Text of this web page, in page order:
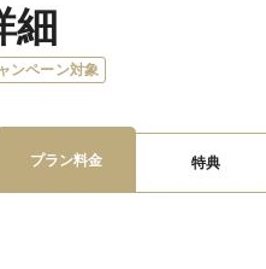
細
ンペーン対象
プラン料金 特典